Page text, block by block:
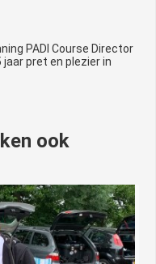
PADI Course Director
jaar pret en plezier in
ook